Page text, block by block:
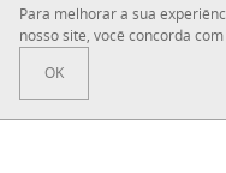
Sobre a IONOS
Sala de Imprensa
Para melhorar a sua
nosso site, você concorda
OK